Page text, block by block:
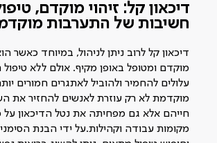
דיכאון קל: זיהוי מוקדם,
חשיבות של התערבות
דיכאון קל לרוב ניתן לניהול, במיוחד כאשר
מוקדם ומטופל באופן מקיף. אולם ללא
עלולים להחמיר ולהוביל לאתגרים חמורים
מוקדמת לא רק עוזרת לאנשים להחזיר את
חייהם אלא גם מפחיתה את נטל הדיכאון
מקומות עבודה וקהילות.על ידי הבנת